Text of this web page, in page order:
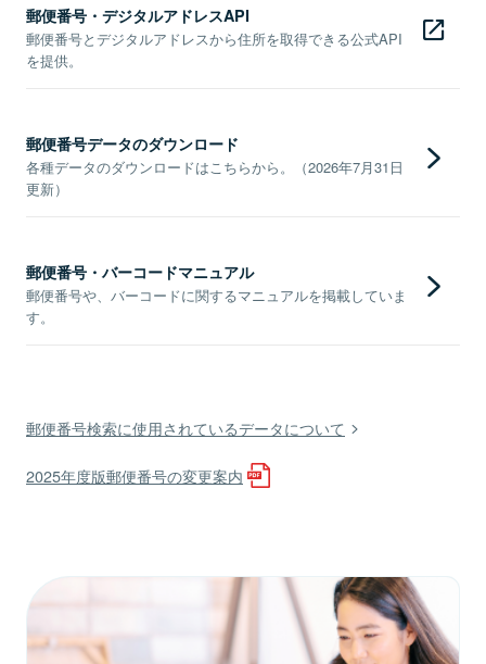
郵便番号・デジタルアドレスAPI
郵便番号とデジタルアドレスから住所を取得できる公式API
を提供。
郵便番号データのダウンロード
各種データのダウンロードはこちらから。（2026年7月31日
更新）
郵便番号・バーコードマニュアル
郵便番号や、バーコードに関するマニュアルを掲載していま
す。
郵便番号検索に使用されているデータについて
2025年度版郵便番号の変更案内